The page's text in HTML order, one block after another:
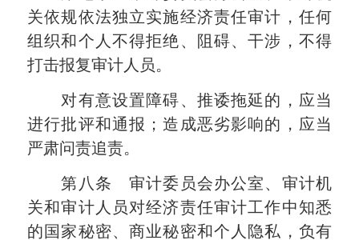
关依规依法独立实施经济责任审计，任何
组织和个人不得拒绝、阻碍、干涉，不得
打击报复审计人员。
对有意设置障碍、推诿拖延的，应当
进行批评和通报；造成恶劣影响的，应当
严肃问责追责。
第八条 审计委员会办公室、审计机
关和审计人员对经济责任审计工作中知悉
的国家秘密、商业秘密和个人隐私，负有